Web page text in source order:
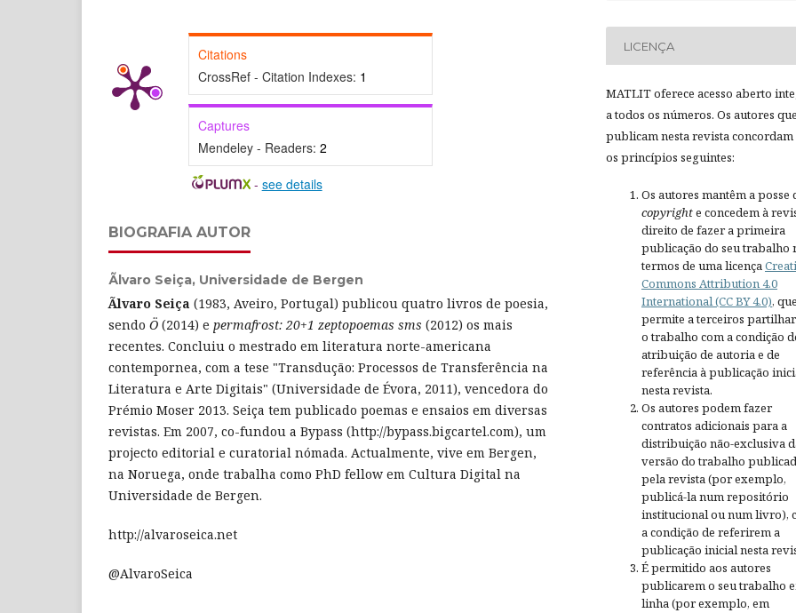
Citations
CrossRef - Citation Indexes: 1
Captures
Mendeley - Readers: 2
- see details
BIOGRAFIA AUTOR
Ãlvaro Seiça, Universidade de Bergen
Ãlvaro Seiça (1983, Aveiro, Portugal) publicou quatro livros de poesia,
sendo Ö (2014) e permafrost: 20+1 zeptopoemas sms (2012) os mais
recentes. Concluiu o mestrado em literatura norte-americana
contempornea, com a tese "Transdução: Processos de Transferência na
Literatura e Arte Digitais" (Universidade de Évora, 2011), vencedora do
Prémio Moser 2013. Seiça tem publicado poemas e ensaios em diversas
revistas. Em 2007, co-fundou a Bypass (http://bypass.bigcartel.com), um
projecto editorial e curatorial nómada. Actualmente, vive em Bergen,
na Noruega, onde trabalha como PhD fellow em Cultura Digital na
Universidade de Bergen.
http://alvaroseica.net
@AlvaroSeica
LICENÇA
MATLIT oferece acesso aberto
a todos os números. Os autores que
publicam nesta revista concordam
os princípios seguintes:
Os autores mantêm a posse
copyrighte concedem à
direito de fazer a primeira
publicação do seu trabalho
termos de uma licença
Commons Attribution 4.0
International (CC BY 4.0), que
permite a terceiros
o trabalho com a condição
atribuição de autoria e de
referência à publicação
nesta revista.
Os autores podem fazer
contratos adicionais para a
distribuição não-exclusiva
versão do trabalho
pela revista (por exemplo,
publicá-la num repositório
institucional ou num livro),
a condição de referirem a
publicação inicial nesta
É permitido aos autores
publicarem o seu trabalho
linha (por exemplo, em